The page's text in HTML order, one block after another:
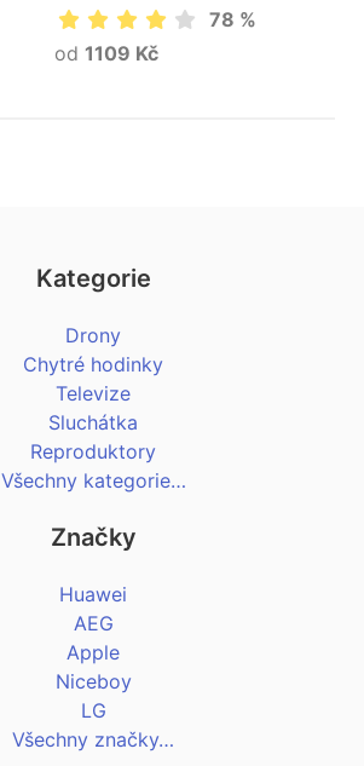
78 %
od 1109 Kč
Kategorie
Drony
Chytré hodinky
Televize
Sluchátka
Reproduktory
Všechny kategorie…
Značky
Huawei
AEG
Apple
Niceboy
LG
Všechny značky…